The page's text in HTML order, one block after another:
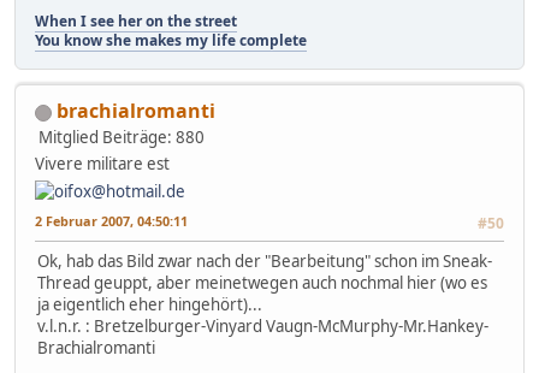
When I see her on the street
You know she makes my life complete
brachialromanti
Mitglied Beiträge: 880
Vivere militare est
2 Februar 2007, 04:50:11 #50
Ok, hab das Bild zwar nach der "Bearbeitung" schon im Sneak-
Thread geuppt, aber meinetwegen auch nochmal hier (wo es
ja eigentlich eher hingehört)...
v.l.n.r. : Bretzelburger-Vinyard Vaugn-McMurphy-Mr.Hankey-
Brachialromanti